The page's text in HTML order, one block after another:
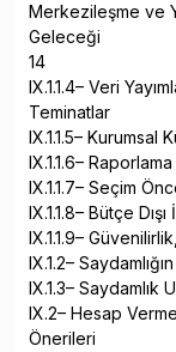
Merkezileşme ve
Geleceği
14
IX.1.1.4– Veri
Teminatlar
IX.1.1.5– Kurumsal
IX.1.1.6– Raporlama
IX.1.1.7– Seçim
IX.1.1.8– Bütçe
IX.1.1.9–
IX.1.2–
IX.1.3– Saydamlık
IX.2– Hesap
Önerileri